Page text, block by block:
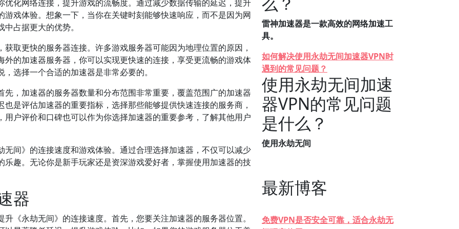
化网络连接，提升游戏的流畅度。通过减少数据传输的延迟，提升
戏体验。想象一下，当你在关键时刻能够快速响应，而不是因为网
占据更大的优势。
取更快的服务器连接。许多游戏服务器可能因为地理位置的原因，
的加速器服务器，你可以实现更快速的连接，享受更流畅的游戏体
选择一个合适的加速器是非常必要的。
，加速器的服务器数量和分布范围非常重要，覆盖范围广的加速器
是评估加速器的重要指标，选择那些能够提供快速连接的服务商，
户评价和口碑也可以作为你选择加速器的重要参考，了解其他用户
间》的连接速度和游戏体验。通过合理选择加速器，不仅可以减少
趣。无论你是新手玩家还是资深游戏爱好者，掌握使用加速器的技
器
《永劫无间》的连接速度。首先，您要关注加速器的服务器位置。
雷神加速器是一款高效的网络加速工
具。
如何解决使用永劫无间加速器VPN时
遇到的常见问题？
使用永劫无间加速
器VPN的常见问题
是什么？
使用永劫无间
最新博客
免费VPN是否安全可靠，适合永劫无